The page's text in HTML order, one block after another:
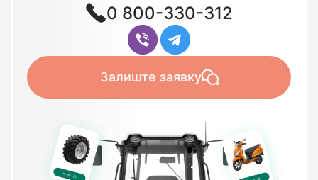
0 800-330-312
Залиште заявку